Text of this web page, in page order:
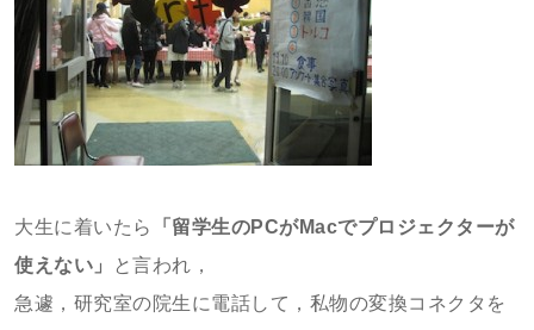
大生に着いたら
「留学生のPCがMacでプロジェクターが
使えない」
と言われ，
急遽，研究室の院生に電話して，私物の変換コネクタを